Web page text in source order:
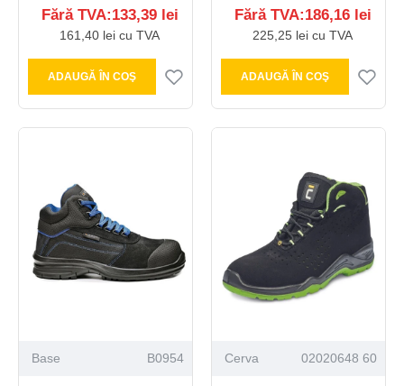
Fără TVA:133,39 lei
161,40 lei cu TVA
ADAUGĂ ÎN COŞ
Fără TVA:186,16 lei
225,25 lei cu TVA
ADAUGĂ ÎN COŞ
Base B0954 Cerva 02020648 60